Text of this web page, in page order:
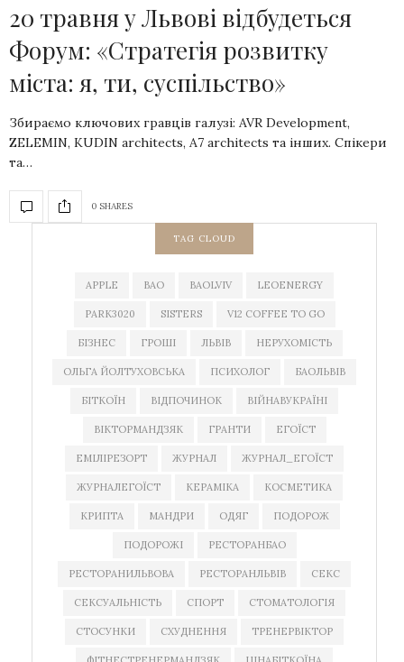
20 травня у Львові відбудеться
Форум: «Стратегія розвитку
міста: я, ти, суспільство»
Збираємо ключових гравців галузі: AVR Development,
ZELEMIN, KUDIN architects, A7 architects та інших. Спікери
та…
0 SHARES
TAG CLOUD
APPLE BAO BAOLVIV LEOENERGY
PARK3020 SISTERS V12 COFFEE TO GO
БІЗНЕС ГРОШІ ЛЬВІВ НЕРУХОМІСТЬ
ОЛЬГА ЙОЛТУХОВСЬКА ПСИХОЛОГ БАОЛЬВІВ
БІТКОЇН ВІДПОЧИНОК ВІЙНАВУКРАЇНІ
ВІКТОРМАНДЗЯК ГРАНТИ ЕГОЇСТ
ЕМІЛІРЕЗОРТ ЖУРНАЛ ЖУРНАЛ_ЕГОЇСТ
ЖУРНАЛЕГОЇСТ КЕРАМІКА КОСМЕТИКА
КРИПТА МАНДРИ ОДЯГ ПОДОРОЖ
ПОДОРОЖІ РЕСТОРАНБАО
РЕСТОРАНИЛЬВОВА РЕСТОРАНЛЬВІВ СЕКС
СЕКСУАЛЬНІСТЬ СПОРТ СТОМАТОЛОГІЯ
СТОСУНКИ СХУДНЕННЯ ТРЕНЕРВІКТОР